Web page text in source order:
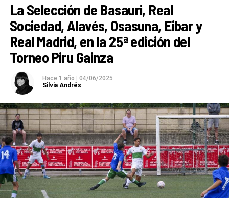
La Selección de Basauri, Real
Sociedad, Alavés, Osasuna, Eibar y
Real Madrid, en la 25ª edición del
Torneo Piru Gainza
Hace 1 año
04/06/2025
Silvia Andrés